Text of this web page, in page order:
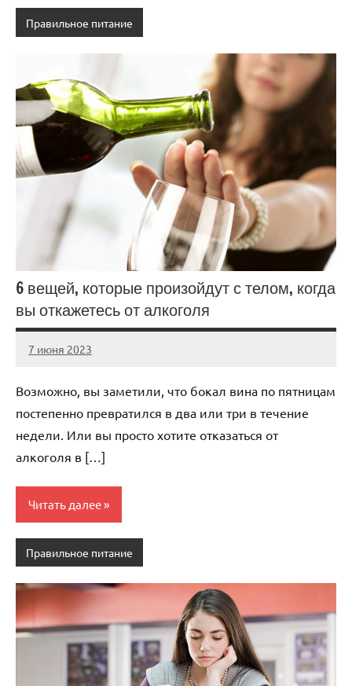
Правильное питание
6 вещей, которые произойдут с телом, когда
вы откажетесь от алкоголя
7 июня 2023
scuralets_ru
Нет
Возможно, вы заметили, что бокал вина по пятницам
постепенно превратился в два или три в течение
недели. Или вы просто хотите отказаться от
алкоголя в […]
Читать далее
Правильное питание